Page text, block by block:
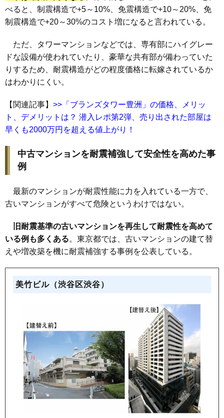
べると、制震構造で+5～10%、免震構造で+10～20%、免
制震構造で+20～30%のコスト増になると言われている。
ただ、タワーマンションなどでは、専有部にハイグレー
ドな設備が使われていたり、豪華な共有部が備わっていた
りするため、耐震構造がどの程度価格に転嫁されているか
はわかりにくい。
【関連記事】 >>「ブランズタワー豊洲」の価格、メリッ
ト、デメリットは？ 潜入レポ第2弾、売り出された部屋は
早くも2000万円を超える値上がり！
中古マンションを耐震補強して安全性を高めた事
例
最新のマンションが耐震性能に力を入れている一方で、
古いマンションがすべて危険というわけではない。
旧耐震基準の古いマンションを再生して耐震性を高めて
いる例も多くある。東京都では、古いマンションの建て替
えや増改築を機に耐震補強する事例を公表している。
美竹ビル（渋谷区渋谷）